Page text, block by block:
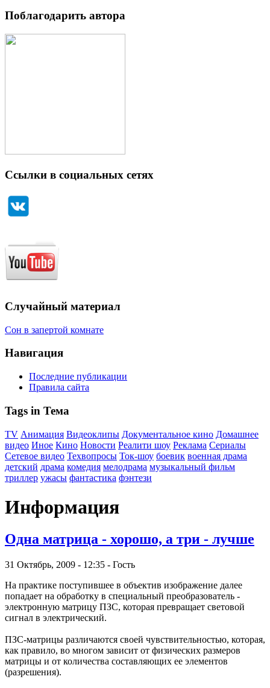
Поблагодарить автора
Ссылки в социальных сетях
Случайный материал
Сон в запертой комнате
Навигация
Последние публикации
Правила сайта
Tags in Тема
TV Анимация Видеоклипы Документальное кино Домашнее
видео Иное Кино Новости Реалити шоу Реклама Сериалы
Сетевое видео Техвопросы Ток-шоу боевик военная драма
детский драма комедия мелодрама музыкальный фильм
триллер ужасы фантастика фэнтези
Информация
Oдна матрица - хорошо, а три - лучше
31 Октябрь, 2009 - 12:35 - Гость
На практике поступившее в объектив изображение далее
попадает на обработку в специальный преобразователь -
электронную матрицу ПЗС, которая превращает световой
сигнал в электрический.
ПЗС-матрицы различаются своей чувствительностью, которая,
как правило, во многом зависит от физических размеров
матрицы и от количества составляющих ее элементов
(разрешения).